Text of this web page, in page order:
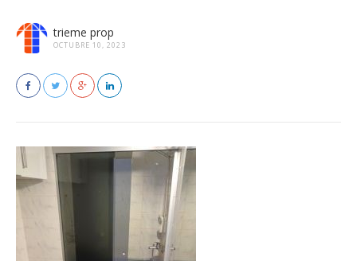
trieme prop
OCTUBRE 10, 2023